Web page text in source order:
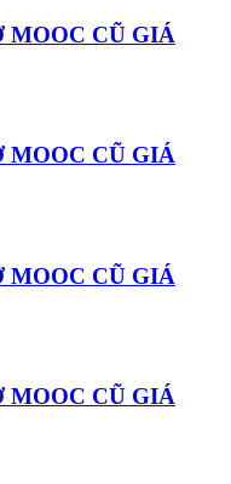
MOOC CŨ GIÁ
MOOC CŨ GIÁ
MOOC CŨ GIÁ
MOOC CŨ GIÁ